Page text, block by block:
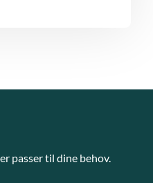
passer til dine behov.